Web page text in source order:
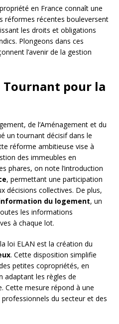
en France connaît une
réformes récentes bouleversent
les droits et obligations
Plongeons dans ces
l’avenir de la gestion
Tournant pour la
de l’Aménagement et du
un tournant décisif dans le
réforme ambitieuse vise à
des immeubles en
phares, on note l’introduction
, permettant une participation
décisions collectives. De plus,
du logement, un
les informations
à chaque lot.
loi ELAN est la création du
. Cette disposition simplifie
petites copropriétés, en
adaptant les règles de
Cette mesure répond à une
du secteur et des